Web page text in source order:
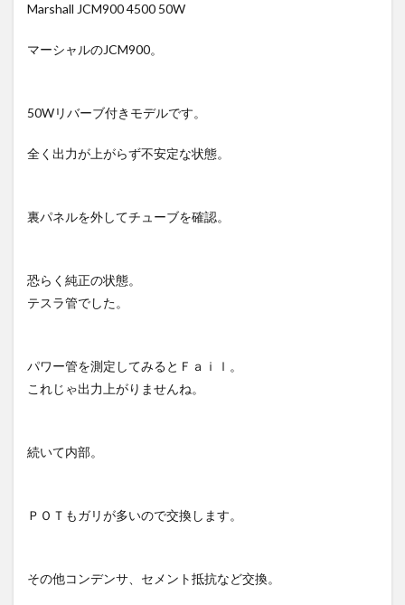
Marshall JCM900 4500 50W
マーシャルのJCM900。
50Wリバーブ付きモデルです。
全く出力が上がらず不安定な状態。
裏パネルを外してチューブを確認。
恐らく純正の状態。
テスラ管でした。
パワー管を測定してみるとＦａｉｌ。
これじゃ出力上がりませんね。
続いて内部。
ＰＯＴもガリが多いので交換します。
その他コンデンサ、セメント抵抗など交換。